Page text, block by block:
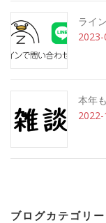
ライ
本年
ブログカテゴリー